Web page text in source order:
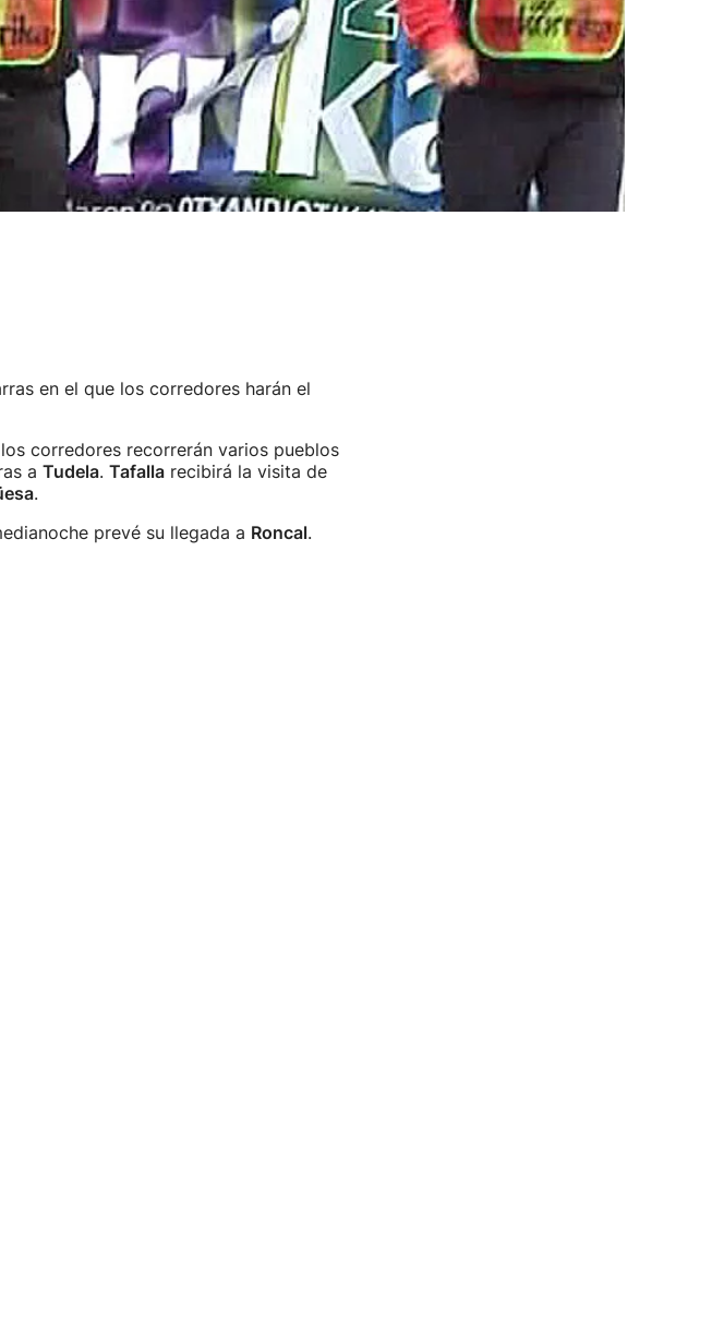
en el que los corredores harán el
corredores recorrerán varios pueblos
a Tudela. Tafallarecibirá la visita de
.
prevé su llegada a Roncal.